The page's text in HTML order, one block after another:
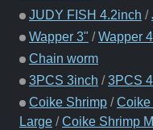
JUDY FISH 4.2inch /
Wapper 3" /Wapper
Chain worm
3PCS 3inch /3PCS
Coike Shrimp /Coike
Large /Coike Shrimp